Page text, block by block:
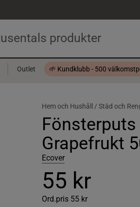
Outlet 🌱 Kundklubb - 500
Hem och Hushåll / Städ och
Grapefrukt
Ecover
55 kr
Ord.pris 55 kr